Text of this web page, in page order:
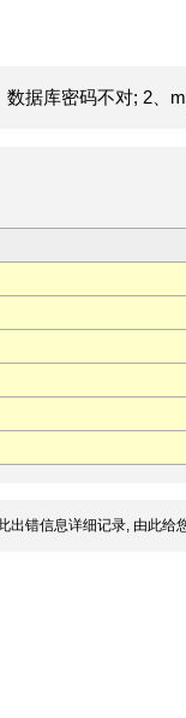
据库密码不对; 2、
出错信息详细记录, 由此给